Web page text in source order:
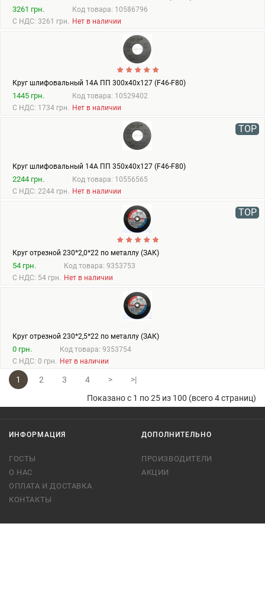
3261 грн.
С НДС: 3261 грн.
Код товара: 10586796
Нет в наличии
Круг шлифовальный 14А ПП 300х40х127 (F46-F80)
1445 грн.
С НДС: 1734 грн.
Код товара: 10529402
Нет в наличии
TOP
Круг шлифовальный 14А ПП 350х40х127 (F46-F80)
2244 грн.
С НДС: 2244 грн.
Код товара: 10556565
Нет в наличии
TOP
Круг отрезной 230*2,0*22 по металлу (ЗАК)
54 грн.
С НДС: 54 грн.
Код товара: 9353753
Нет в наличии
Круг отрезной 230*2,5*22 по металлу (ЗАК)
0 грн.
С НДС: 0 грн.
Код товара: 9353754
Нет в наличии
1 2 3 4 >
>|
Показано с 1 по 25 из 100 (всего 4 страниц)
ИНФОРМАЦИЯ
ГОСТЫ
О НАС
ОПЛАТА И ДОСТАВКА
КОНТАКТЫ
ДОПОЛНИТЕЛЬНО
ПРОИЗВОДИТЕЛИ
АКЦИИ